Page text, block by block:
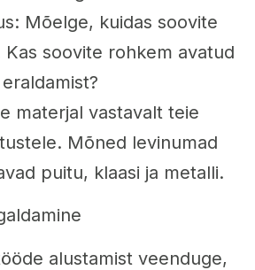
Mõelge, kuidas soovite
Kas soovite rohkem avatud
materjal vastavalt teie
Mõned levinumad
puitu, klaasi ja metalli.
alustamist veenduge,